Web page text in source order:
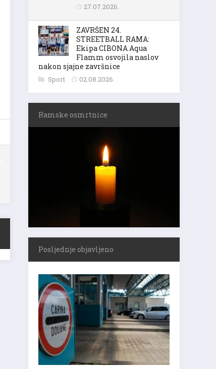
27.07.2026.
ZAVRŠEN 24.
STREETBALL RAMA:
Ekipa CIBONA Aqua
Flamm osvojila naslov
nakon sjajne završnice
Sport 02.08.2026.
Ramske osmrtnice
Posljednje objavljeno